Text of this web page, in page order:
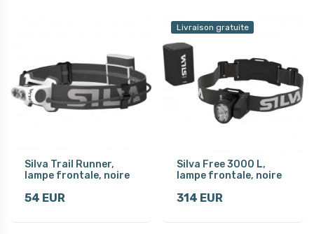
Silva Trail Runner,
lampe frontale, noire
54 EUR
Livraison gratuite
Silva Free 3000 L,
lampe frontale, noire
314 EUR